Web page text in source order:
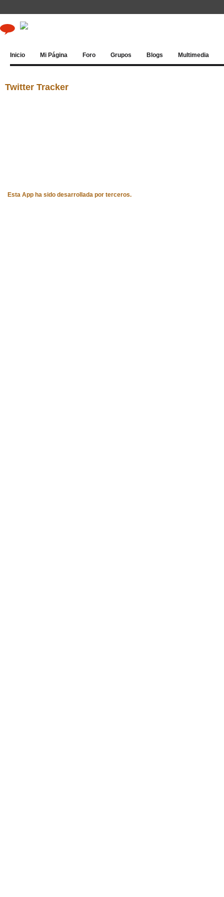
Inicio Mi Página Foro Grupos Blogs Multimedia
Twitter Tracker
Esta App ha sido desarrollada por terceros.